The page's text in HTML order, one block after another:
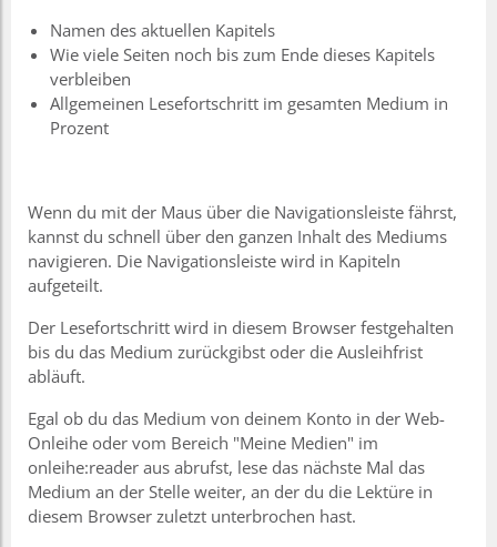
Namen des aktuellen Kapitels
Wie viele Seiten noch bis zum Ende dieses Kapitels
verbleiben
Allgemeinen Lesefortschritt im gesamten Medium in
Prozent
Wenn du mit der Maus über die Navigationsleiste fährst,
kannst du schnell über den ganzen Inhalt des Mediums
navigieren. Die Navigationsleiste wird in Kapiteln
aufgeteilt.
Der Lesefortschritt wird in diesem Browser festgehalten
bis du das Medium zurückgibst oder die Ausleihfrist
abläuft.
Egal ob du das Medium von deinem Konto in der Web-
Onleihe oder vom Bereich "Meine Medien" im
onleihe:reader aus abrufst, lese das nächste Mal das
Medium an der Stelle weiter, an der du die Lektüre in
diesem Browser zuletzt unterbrochen hast.